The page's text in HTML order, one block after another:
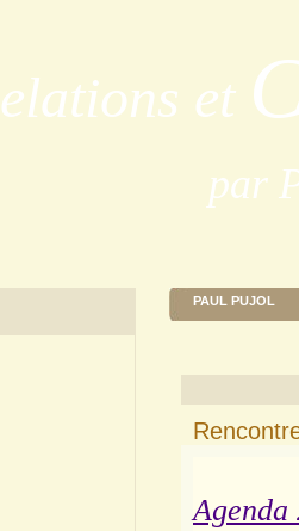
elations et
par
PAUL PUJOL
Agenda